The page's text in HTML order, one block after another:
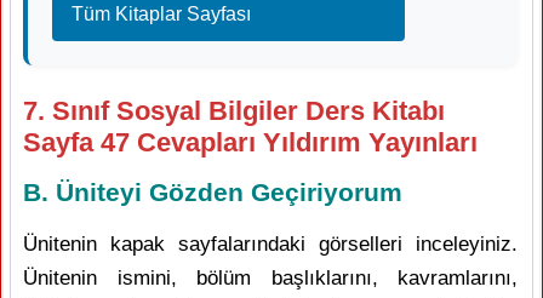
Tüm Kitaplar Sayfası
7. Sınıf Sosyal Bilgiler Ders Kitabı
Sayfa 47 Cevapları Yıldırım Yayınları
B. Üniteyi Gözden Geçiriyorum
Ünitenin kapak sayfalarındaki görselleri inceleyiniz.
Ünitenin ismini, bölüm başlıklarını, kavramlarını,